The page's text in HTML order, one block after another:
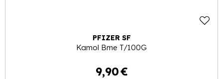
PFIZER SF
Kamol Bme T/100G
9,90€